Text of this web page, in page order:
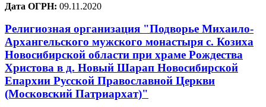
Дата ОГРН: 09.11.2020
Религиозная организация "Подворье Михаило-
Архангельского мужского монастыря с. Козиха
Новосибирской области при храме Рождества
Христова в д. Новый Шарап Новосибирской
Епархии Русской Православной Церкви
(Московский Патриархат)"